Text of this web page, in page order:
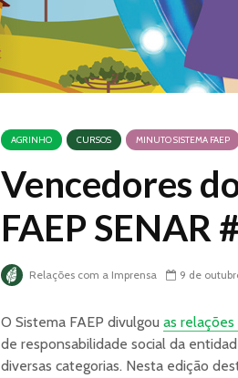
AGRINHO CURSOS MINUTO SISTEMA FAEP
Vencedores
FAEP SENAR
Relações com a Imprensa 9 de
O Sistema FAEP divulgou as
de responsabilidade social da
diversas categorias. Nesta edição